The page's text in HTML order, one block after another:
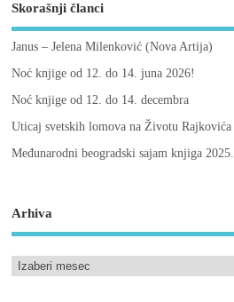
Skorašnji članci
Janus – Jelena Milenković (Nova Artija)
Noć knjige od 12. do 14. juna 2026!
Noć knjige od 12. do 14. decembra
Uticaj svetskih lomova na Životu
Međunarodni beogradski sajam knjiga
Arhiva